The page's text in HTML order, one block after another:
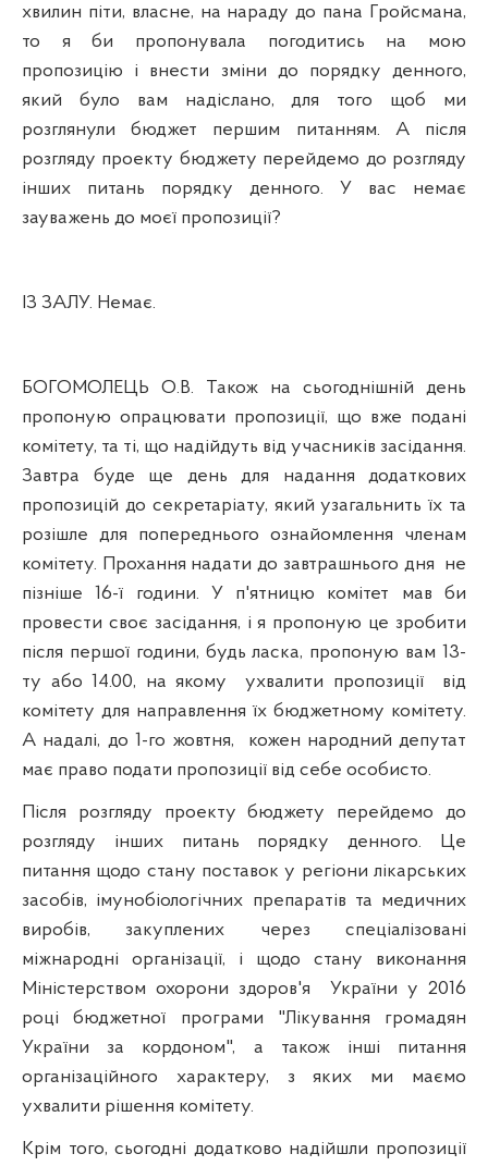
хвилин піти, власне, на нараду до пана Гройсмана,
то я би пропонувала погодитись на мою
пропозицію і внести зміни до порядку денного,
який було вам надіслано, для того щоб ми
розглянули бюджет першим питанням. А після
розгляду проекту бюджету перейдемо до розгляду
інших питань порядку денного. У вас немає
зауважень до моєї пропозиції?
ІЗ ЗАЛУ. Немає.
БОГОМОЛЕЦЬ О.В. Також на сьогоднішній день
пропоную опрацювати пропозиції, що вже подані
комітету, та ті, що надійдуть від учасників засідання.
Завтра буде ще день для надання додаткових
пропозицій до секретаріату, який узагальнить їх та
розішле для попереднього ознайомлення членам
комітету. Прохання надати до завтрашнього дня не
пізніше 16-ї години. У п'ятницю комітет мав би
провести своє засідання, і я пропоную це зробити
після першої години, будь ласка, пропоную вам 13-
ту або 14.00, на якому
ухвалити пропозиції
від
комітету для направлення їх бюджетному комітету.
А надалі, до 1-го жовтня,
кожен народний депутат
має право подати пропозиції від себе особисто.
Після розгляду проекту бюджету перейдемо до
розгляду інших питань порядку денного. Це
питання щодо стану поставок у регіони лікарських
засобів, імунобіологічних препаратів та медичних
виробів, закуплених через спеціалізовані
міжнародні організації, і щодо стану виконання
Міністерством охорони здоров'я
України у 2016
році бюджетної програми "Лікування громадян
України за кордоном", а також інші питання
організаційного характеру, з яких ми маємо
ухвалити рішення комітету.
Крім того, сьогодні додатково надійшли пропозиції